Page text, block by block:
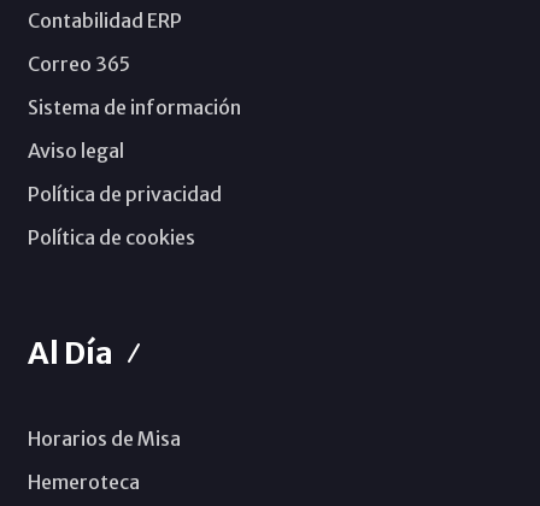
Contabilidad ERP
Correo 365
Sistema de información
Aviso legal
Política de privacidad
Política de cookies
Al Día
Horarios de Misa
Hemeroteca